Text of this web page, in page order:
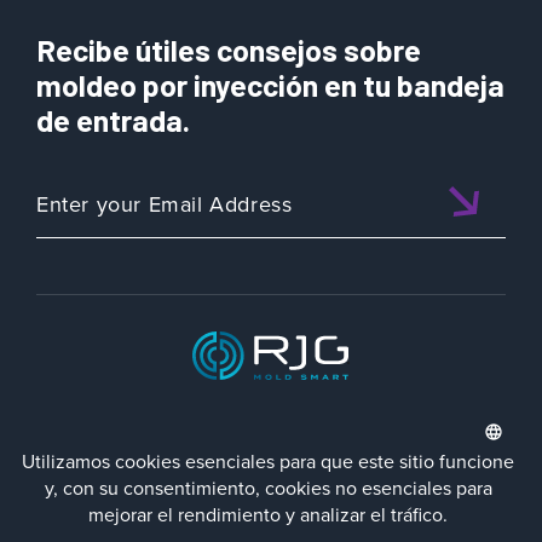
Defectos
en
Piezas
Inyección
Recibe útiles consejos sobre
moldeo por inyección en tu bandeja
de entrada.